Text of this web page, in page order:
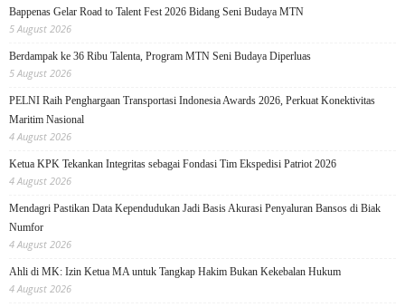
Bappenas Gelar Road to Talent Fest 2026 Bidang Seni Budaya MTN
5 August 2026
Berdampak ke 36 Ribu Talenta, Program MTN Seni Budaya Diperluas
5 August 2026
PELNI Raih Penghargaan Transportasi Indonesia Awards 2026, Perkuat Konektivitas
Maritim Nasional
4 August 2026
Ketua KPK Tekankan Integritas sebagai Fondasi Tim Ekspedisi Patriot 2026
4 August 2026
Mendagri Pastikan Data Kependudukan Jadi Basis Akurasi Penyaluran Bansos di Biak
Numfor
4 August 2026
Ahli di MK: Izin Ketua MA untuk Tangkap Hakim Bukan Kekebalan Hukum
4 August 2026